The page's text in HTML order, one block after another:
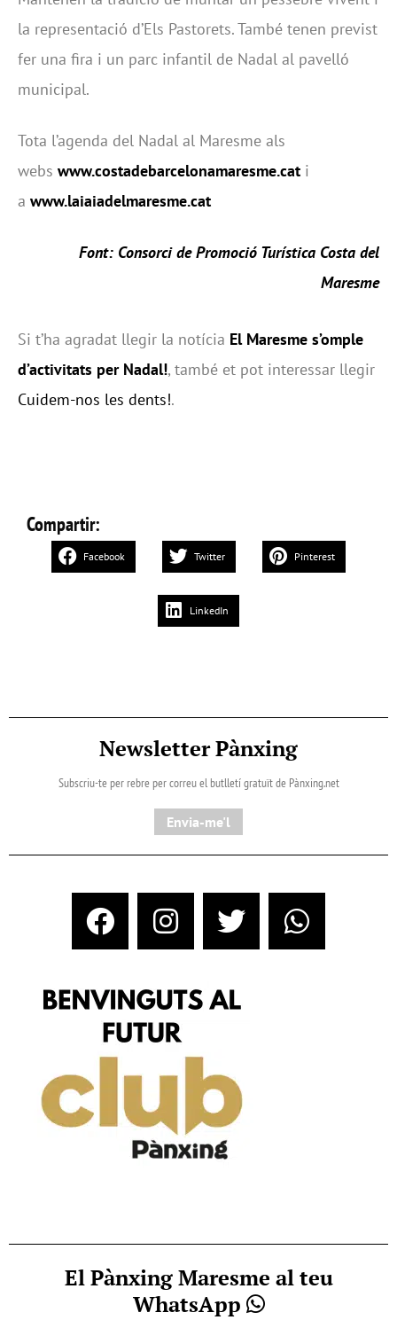
la representació d’Els Pastorets. També tenen previst
fer una fira i un parc infantil de Nadal al pavelló
municipal.
Tota l’agenda del Nadal al Maresme als
webs www.costadebarcelonamaresme.cat i
a www.laiaiadelmaresme.cat
Font: Consorci de Promoció Turística Costa del
Maresme
Si t’ha agradat llegir la notícia El Maresme s’omple
d’activitats per Nadal!, també et pot interessar llegir
Cuidem-nos les dents!.
Compartir:
Facebook Twitter Pinterest
LinkedIn
Newsletter Pànxing
Subscriu-te per rebre per correu el butlletí gratuït de Pànxing.net​
Envia-me'l
El Pànxing Maresme al teu
WhatsApp